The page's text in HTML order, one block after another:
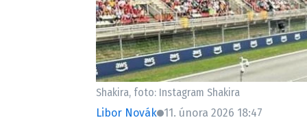
Shakira, foto: Instagram Shakira
Libor Novák 11. února 2026 18:47